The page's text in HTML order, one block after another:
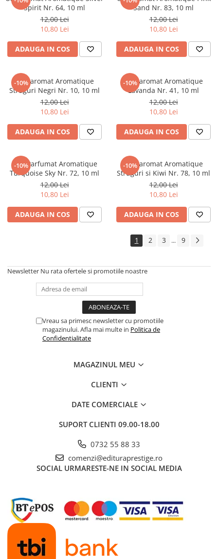
Spirit Nr. 64, 10 ml
12,00 Lei
10,80 Lei
ADAUGA IN COS
Sand Nr. 83, 10 ml
12,00 Lei
10,80 Lei
ADAUGA IN COS
-10%
Ulei aromat Aromatique
Struguri Negri Nr. 10, 10 ml
12,00 Lei
10,80 Lei
ADAUGA IN COS
-10%
Ulei aromat Aromatique
Lavanda Nr. 41, 10 ml
12,00 Lei
10,80 Lei
ADAUGA IN COS
-10%
Ulei Parfumat Aromatique
Turquoise Sky Nr. 72, 10 ml
12,00 Lei
10,80 Lei
ADAUGA IN COS
-10%
Ulei aromat Aromatique
Struguri si Kiwi Nr. 78, 10 ml
12,00 Lei
10,80 Lei
ADAUGA IN COS
1 2 3 ... 9
Newsletter Nu rata ofertele si promotiile noastre
Vreau sa primesc newsletter cu promotiile
magazinului. Afla mai multe in Politica de
Confidentialitate
MAGAZINUL MEU
CLIENTI
DATE COMERCIALE
SUPORT CLIENTI 09.00-18.00
0732 55 88 33
comenzi@edituraprestige.ro
SOCIAL URMARESTE-NE IN SOCIAL MEDIA